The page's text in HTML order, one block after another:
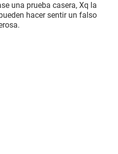
una prueba casera, Xq la
hacer sentir un falso